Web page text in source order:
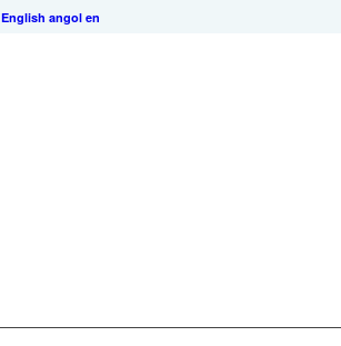
English angol en